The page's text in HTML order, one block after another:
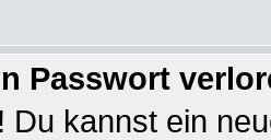
Passwort
Du kannst ein